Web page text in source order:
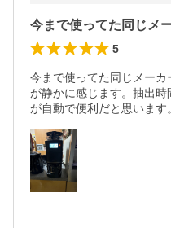
5
今まで使ってた同じメー
が静かに感じます。抽出
が自動で便利だと思います。